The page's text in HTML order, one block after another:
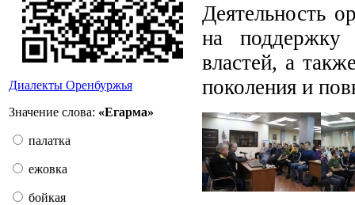
Диалекты Оренбуржья
Значение слова: «Егарма»
палатка
ежовка
бойкая
Деятельность
на поддержку
властей, а
поколения и